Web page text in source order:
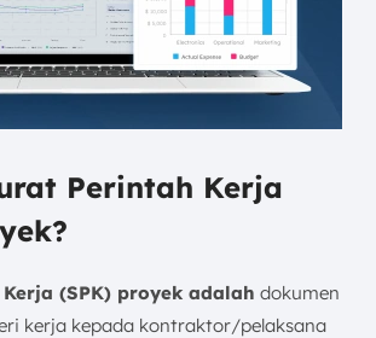
Perintah Kerja
(SPK) proyek adalah dokumen
kerja kepada kontraktor/pelaksana